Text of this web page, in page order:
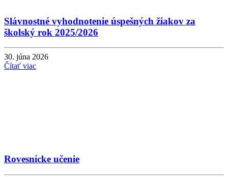
Slávnostné vyhodnotenie úspešných žiakov za
školský rok 2025/2026
30. júna 2026
Čítať viac
Rovesnícke učenie